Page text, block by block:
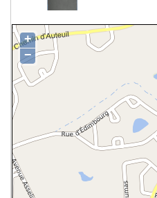
+
−